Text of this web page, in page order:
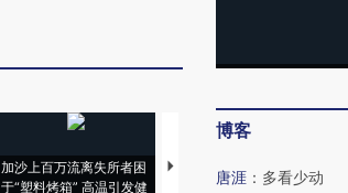
加沙上百万流离失所者困
于“塑料烤箱” 高温引发健
视线｜HYROX的吸金
术：是什么让中产们甘
博客
唐涯 ： 多看少动